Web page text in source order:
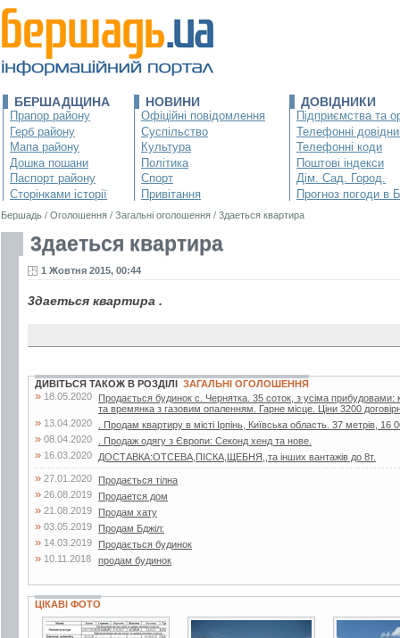
БЕРШАДЩИНА
Прапор району
Герб району
Мапа району
Дошка пошани
Паспорт району
Сторінками історії
НОВИНИ
Офіційні повідомлення
Суспільство
Культура
Політика
Спорт
Привітання
ДОВІДНИКИ
Підприємства та
Телефонні
Телефонні коди
Поштові індекси
Дім. Сад. Город.
Прогноз погоди в
Бершадь / Оголошення / Загальні оголошення / 3даеться квартира
3даеться квартира
1 Жовтня 2015, 00:44
3даеться квартира .
ДИВІТЬСЯ ТАКОЖ В РОЗДІЛІ ЗАГАЛЬНІ ОГОЛОШЕННЯ
» 18.05.2020
Продається будинок с. Чернятка. 35 соток, з усіма прибудовами:
та времянка з газовим опаленням. Гарне місце. Ціни 3200
» 13.04.2020 . Продам квартиру в місті Ірпінь, Київська область. 37 метрів, 16
» 08.04.2020 . Продаж одягу з Європи: Секонд хенд та нове.
» 16.03.2020 ДОСТАВКА:ОТСЕВА,ПІСКА,ЩЕБНЯ,,та інших вантажів до 8т.
» 27.01.2020 Продається тілна
» 26.08.2019 Продается дом
» 21.08.2019 Продам хату
» 03.05.2019 Продам Бджiл:
» 14.03.2019 Продається будинок
» 10.11.2018 продам будинок
ЦІКАВІ ФОТО
2 фото